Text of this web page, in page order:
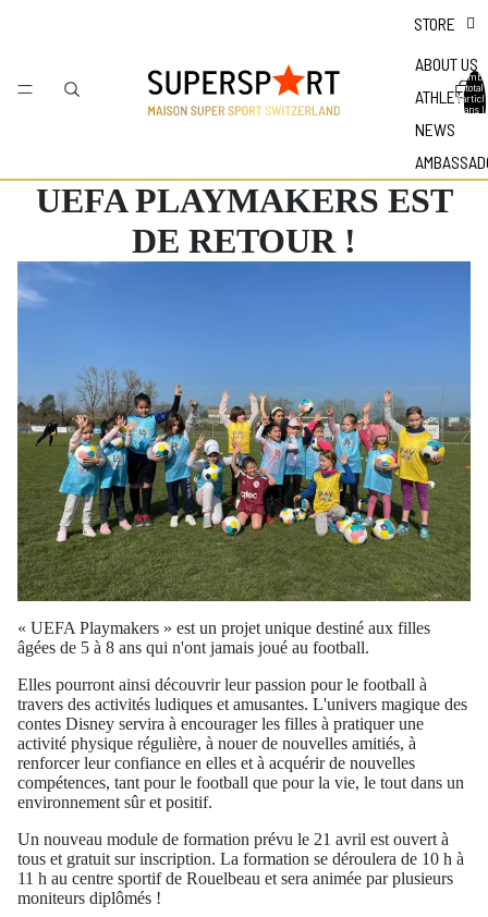
STORE
ABOUT US
ATHLETES
NEWS
total
dans
UEFA PLAYMAKERS EST
DE RETOUR !
« UEFA Playmakers » est un projet unique destiné aux filles
âgées de 5 à 8 ans qui n'ont jamais joué au football.
Elles pourront ainsi découvrir leur passion pour le football à
travers des activités ludiques et amusantes. L'univers magique des
contes Disney servira à encourager les filles à pratiquer une
activité physique régulière, à nouer de nouvelles amitiés, à
renforcer leur confiance en elles et à acquérir de nouvelles
compétences, tant pour le football que pour la vie, le tout dans un
environnement sûr et positif.
Un nouveau module de formation prévu le 21 avril est ouvert à
tous et gratuit sur inscription. La formation se déroulera de 10 h à
11 h au centre sportif de Rouelbeau et sera animée par plusieurs
moniteurs diplômés !